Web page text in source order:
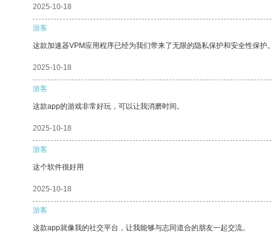
2025-10-18
游客
这款加速器VPM应用程序已经为我们带来了无限的隐私保护和安全性保护
2025-10-18
游客
这款app的游戏非常好玩，可以让我消磨时间。
2025-10-18
游客
这个软件很好用
2025-10-18
游客
这款app就像我的社交平台，让我能够与志同道合的朋友一起交流。